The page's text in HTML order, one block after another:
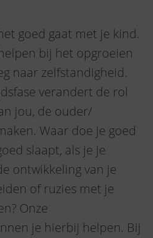
goed gaat met je kind.
bij het opgroeien
naar zelfstandigheid.
verandert de rol
jou, de ouder/
Waar doe je goed
slaapt, als je je
ontwikkeling van je
of ruzies met je
Onze
je hierbij helpen. Bij